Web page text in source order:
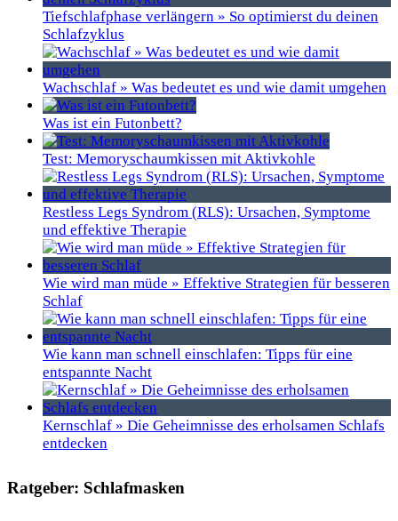
Tiefschlafphase verlängern » So optimierst du deinen
Schlafzyklus
Wachschlaf » Was bedeutet es und wie damit umgehen
Was ist ein Futonbett?
Test: Memoryschaumkissen mit Aktivkohle
Restless Legs Syndrom (RLS): Ursachen, Symptome
und effektive Therapie
Wie wird man müde » Effektive Strategien für besseren
Schlaf
Wie kann man schnell einschlafen: Tipps für eine
entspannte Nacht
Kernschlaf » Die Geheimnisse des erholsamen Schlafs
entdecken
Ratgeber: Schlafmasken